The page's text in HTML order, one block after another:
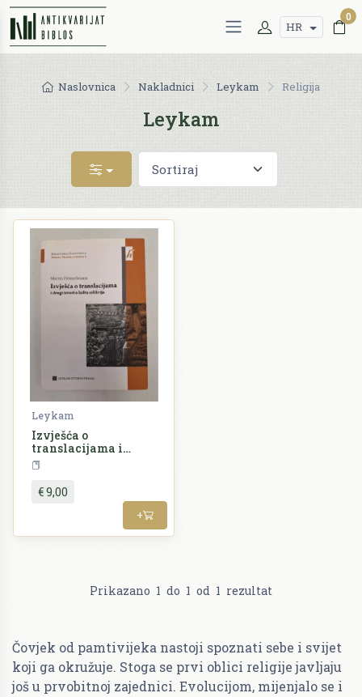
HR
0
Naslovnica Nakladnici Leykam Religija
Leykam
Leykam
Izvješća o
translacijama i
drugi izvori o kultu
relikvija
€ 9,00
+
Prikazano 1 do 1 od 1 rezultat
Čovjek od pamtivijeka nastoji spoznati sebe i svijet
koji ga okružuje. Stoga se prvi oblici religije javljaju
još u prvobitnoj zajednici. Evolucijom, mijenjalo se i